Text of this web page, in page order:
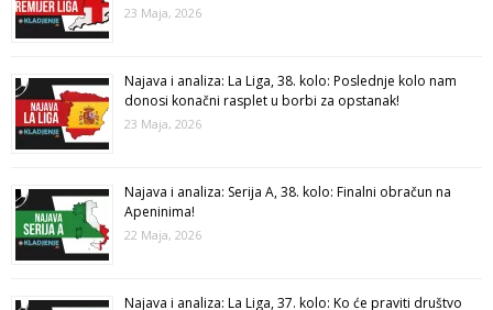
23 Maja, 2026
Najava i analiza: La Liga, 38. kolo: Poslednje kolo nam
donosi konačni rasplet u borbi za opstanak!
23 Maja, 2026
Najava i analiza: Serija A, 38. kolo: Finalni obračun na
Apeninima!
22 Maja, 2026
Najava i analiza: La Liga, 37. kolo: Ko će praviti društvo